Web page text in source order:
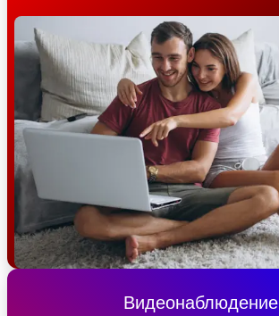
Видеонаблюдение